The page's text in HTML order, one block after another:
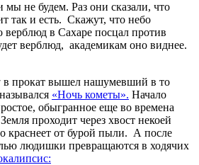
не будем. Раз они сказали, что
так и есть. Скажут, что небо
верблюд в Сахаре посцал против
верблюд, академикам оно виднее.
в прокат вышел нашумевший в то
«Ночь кометы». Начало
обыгранное еще во времена
проходит через хвост некоей
краснеет от бурой пыли. А после
людишки превращаются в ходячих